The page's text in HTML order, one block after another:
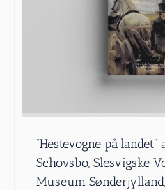
”Hestevogne på landet”
Schovsbo, Slesvigske
Museum